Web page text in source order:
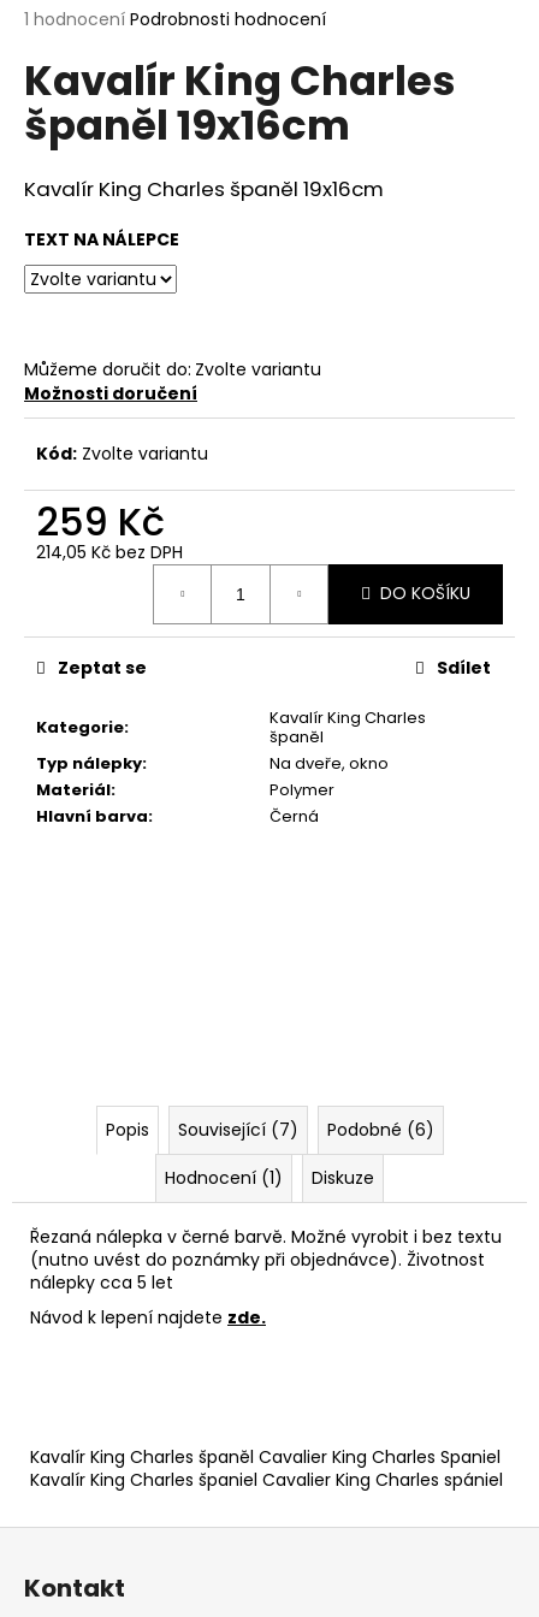
Průměrné
produktu
je
5,0
z
hvězdiček.
1 hodnocení Podrobnosti hodnocení
Kavalír King Charles
španěl 19x16cm
Kavalír King Charles španěl 19x16cm
TEXT NA NÁLEPCE
Můžeme doručit do: Zvolte variantu
Možnosti doručení
Kód: Zvolte variantu
259 Kč
214,05 Kč bez DPH
DO KOŠÍKU
Kategorie:
Kavalír King Charles
španěl
Typ nálepky:
Na dveře, okno
Materiál:
Polymer
Hlavní barva: Černá
Zeptat se Sdílet
Popis Související (7)
Podobné (6)
Hodnocení (1)
Diskuze
Řezaná nálepka v černé barvě. Možné vyrobit i bez textu
(nutno uvést do poznámky při objednávce). Životnost
nálepky cca 5 let
Návod k lepení najdete zde.
Kavalír King Charles španěl Cavalier King Charles Spaniel
Kavalír King Charles španiel Cavalier King Charles spániel
a
j
í
t
D
o
o
r
u
č
u
m
e
RUCE"
18X16,5CM
Z
Kontakt